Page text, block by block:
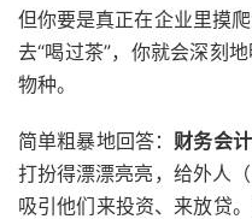
但你要是真正在企业里摸
去“喝过茶”，你就会深刻
物种。
简单粗暴地回答： 财务会
打扮得漂漂亮亮，给外人
吸引他们来投资、来放贷